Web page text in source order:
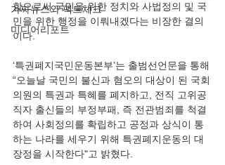
가짜뉴스와 팩트체크
미디어리포트
함으로써 국민을 위한 정치와 사법정의 및 국
민을 위한 행정을 이뤄내겠다는 비장한 결의
이다.
‘특권폐지국민운동본부’는 출범선언문을 통해
“오늘날 국민의 불신과 혐오의 대상이 된 국회
의원의 특권과 특혜를 폐지하고, 전직 고위공
직자 출신들의 부정부패, 즉 전관범죄를 척결
하여 사회정의를 확립하고 공정과 상식이 통
하는 나라를 세우기 위해 특권폐지운동의 대
장정을 시작한다"고 밝혔다.